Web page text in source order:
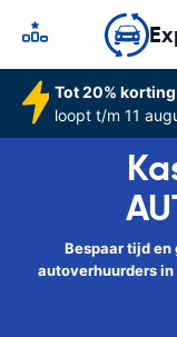
Tot 20%
loopt t/m 11
Bespaar tijd en
autoverhuurders